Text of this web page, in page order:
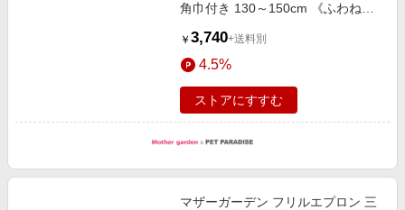
角巾付き 130～150cm 《ふわねこ
￥ 3,740+送料別
4.5%
ストアにすすむ
マザーガーデン フリルエプロン 三